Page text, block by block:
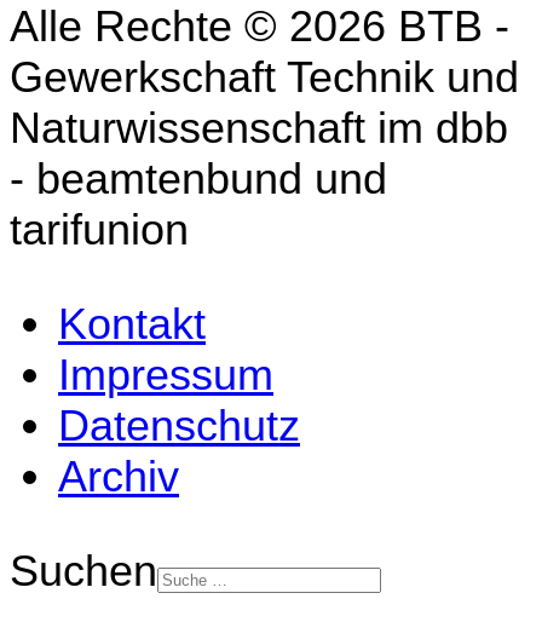
Alle Rechte © 2026 BTB -
Gewerkschaft Technik und
Naturwissenschaft im dbb
- beamtenbund und
tarifunion
Kontakt
Impressum
Datenschutz
Archiv
Suchen